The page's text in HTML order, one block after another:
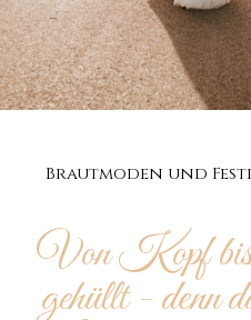
Brautmoden und
Von Kopf
gehüllt - denn